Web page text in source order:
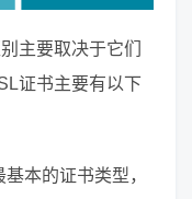
主要取决于它们
证书主要有以下
本的证书类型，